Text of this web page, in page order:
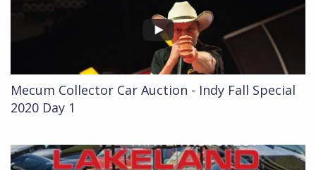
Mecum Collector Car Auction - Indy Fall Special
2020 Day 1